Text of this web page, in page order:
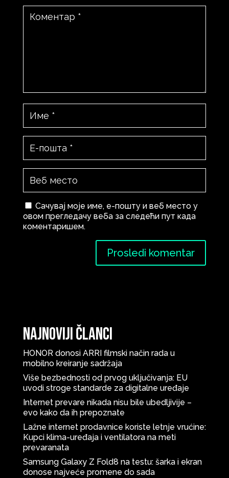
Сачувај моје име, е-пошту и веб место у
овом прегледачу веба за следећи пут када
коментаришем.
Najnoviji članci
HONOR donosi ARRI filmski način rada u
mobilno kreiranje sadržaja
Više bezbednosti od prvog uključivanja: EU
uvodi stroge standarde za digitalne uređaje
Internet prevare nikada nisu bile ubedljivije –
evo kako da ih prepoznate
Lažne internet prodavnice koriste letnje vrućine:
Kupci klima-uređaja i ventilatora na meti
prevaranata
Samsung Galaxy Z Fold8 na testu: šarka i ekran
donose najveće promene do sada